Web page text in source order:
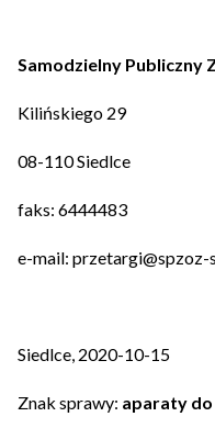
Samodzielny Publiczny
Kilińskiego 29
08-110 Siedlce
faks: 6444483
e-mail: przetargi@spzoz-
Siedlce, 2020-10-15
Znak sprawy: aparaty